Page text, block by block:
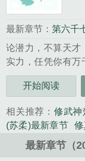
最新章节： 第六千
论潜力，不算天才
实力，任凭你有万
是谁？天下众生视
神。...
网游类小说。
开始阅读
相关推荐： 修武神
(苏柔)最新章节
武神楚枫免费阅读
修真武神楚
最新章节（